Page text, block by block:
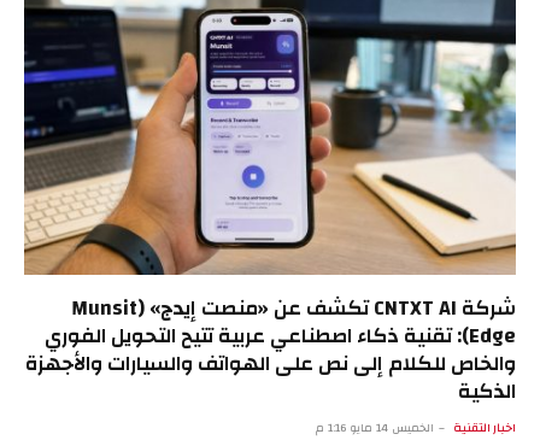
شركة CNTXT AI تكشف عن «منصت إيدج» (Munsit
Edge): تقنية ذكاء اصطناعي عربية تتيح التحويل الفوري
والخاص للكلام إلى نص على الهواتف والسيارات والأجهزة
الذكية
اخبار التقنية الخميس 14 مايو 1:16 م